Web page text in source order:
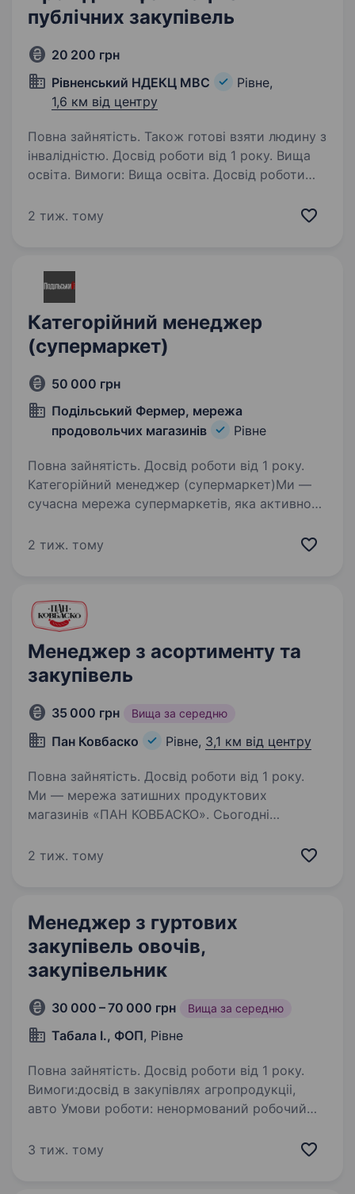
публічних закупівель
20 200 грн
Рівненський НДЕКЦ МВС
Рівне,
1,6 км від центру
Повна зайнятість. Також готові взяти людину з
інвалідністю. Досвід роботи від 1 року. Вища
освіта. Вимоги: Вища освіта. Досвід роботи
особою. Знання законодавства в сфері
офіційне…
2 тиж. тому
Категорійний менеджер
(супермаркет)
50 000 грн
Подільський Фермер, мережа
продовольчих магазинів
Рівне
Повна зайнятість. Досвід роботи від 1 року.
Категорійний менеджер (супермаркет)Ми —
сучасна мережа супермаркетів, яка активно
забезпечувати наших покупців якісними
2 тиж. тому
Менеджер з асортименту та
закупівель
35 000 грн Вища за середню
Пан Ковбаско Рівне, 3,1 км від центру
Повна зайнятість. Досвід роботи від 1 року.
Ми — мережа затишних продуктових
магазинів «ПАН КОВБАСКО». Сьогодні
оптимізації та якісному управлінні
2 тиж. тому
Менеджер з гуртових
закупівель овочів,
закупівельник
30 000 – 70 000 грн Вища за середню
Табала І., ФОП, Рівне
Повна зайнятість. Досвід роботи від 1 року.
Вимоги:досвід в закупівлях агропродукціі,
авто Умови роботи: ненормований робочий
рєф, контроль за якістю товару, пошук нових
3 тиж. тому